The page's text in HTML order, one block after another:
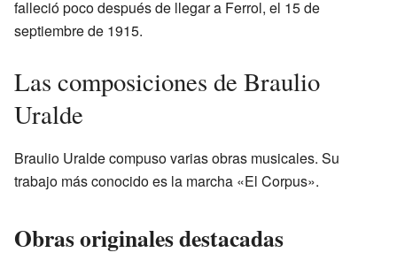
falleció poco después de llegar a Ferrol, el 15 de
septiembre de 1915.
Las composiciones de Braulio
Uralde
Braulio Uralde compuso varias obras musicales. Su
trabajo más conocido es la marcha «El Corpus».
Obras originales destacadas